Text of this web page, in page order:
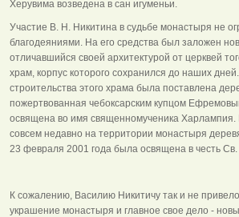
Херувима возведена в сан игуменьи.
Участие В. Н. Никитина в судьбе монастыря не
благодеяниями. На его средства был заложен
отличавшийся своей архитектурой от церквей
храм, корпус которого сохранился до наших
строительства этого храма была поставлена
пожертвованная чебоксарским купцом
освящена во имя священномученика Харлампия.
совсем недавно на территории монастыря
23 февраля 2001 года была освящена в честь
К сожалению, Василию Никитичу так и не
украшение монастыря и главное свое дело -